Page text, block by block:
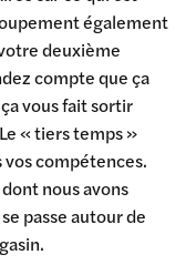
également
deuxième
compte que ça
vous fait sortir
« tiers temps »
compétences.
nous avons
passe autour de